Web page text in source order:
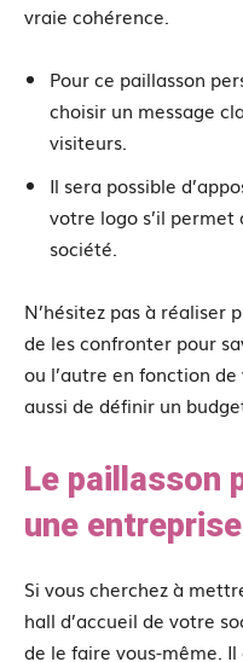
vraie cohérence.
Pour ce paillasson
choisir un message
visiteurs.
Il sera possible
votre logo s’il
société.
N’hésitez pas à réaliser
de les confronter pour
ou l’autre en fonction
aussi de définir un
Le paillasson
une entreprise
Si vous cherchez à
hall d’accueil de votre
de le faire vous-même.